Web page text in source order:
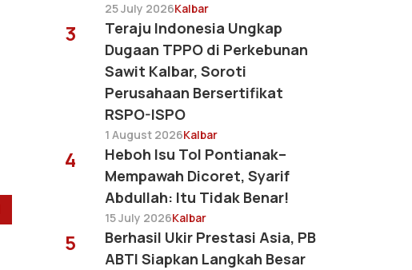
25 July 2026Kalbar
3
Teraju Indonesia Ungkap
Dugaan TPPO di Perkebunan
Sawit Kalbar, Soroti
Perusahaan Bersertifikat
RSPO-ISPO
1 August 2026Kalbar
4
Heboh Isu Tol Pontianak–
Mempawah Dicoret, Syarif
Abdullah: Itu Tidak Benar!
15 July 2026Kalbar
5
Berhasil Ukir Prestasi Asia, PB
ABTI Siapkan Langkah Besar